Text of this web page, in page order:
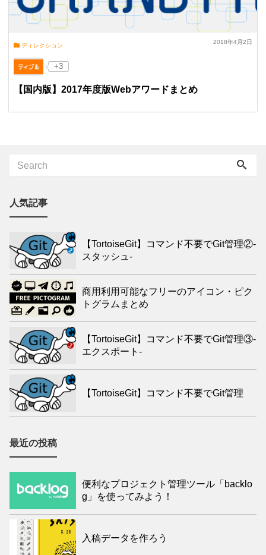
2018年4月2日
ディレクション
+3
【国内版】2017年度版Webアワードまとめ
人気記事
【TortoiseGit】コマンド不要でGit管理②-
スタッシュ-
商用利用可能なフリーのアイコン・ピク
トグラムまとめ
【TortoiseGit】コマンド不要でGit管理③-
エクスポート-
【TortoiseGit】コマンド不要でGit管理
最近の投稿
便利なプロジェクト管理ツール「backlo
g」を使ってみよう！
入稿データを作ろう